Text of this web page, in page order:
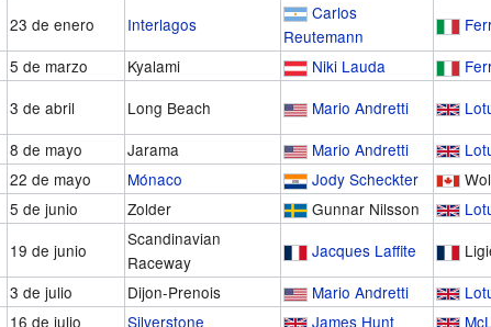
23 de enero Interlagos
Carlos
Reutemann
5 de marzo Kyalami Niki Lauda
3 de abril Long Beach Mario Andretti
8 de mayo Jarama Mario Andretti
22 de mayo Mónaco Jody Scheckter
5 de junio Zolder Gunnar Nilsson
19 de junio
Scandinavian
Raceway
Jacques Laffite
3 de julio Dijon-Prenois Mario Andretti
16 de julio Silverstone James Hunt